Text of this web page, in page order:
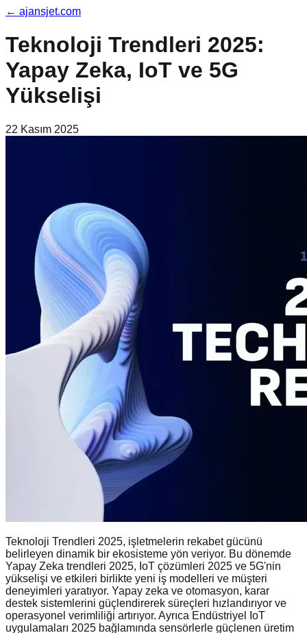
← ajansjet.com
Teknoloji Trendleri 2025:
Yapay Zeka, IoT ve 5G
Yükselişi
22 Kasım 2025
Teknoloji Trendleri 2025, işletmelerin rekabet gücünü
belirleyen dinamik bir ekosisteme yön veriyor. Bu dönemde
Yapay Zeka trendleri 2025, IoT çözümleri 2025 ve 5G'nin
yükselişi ve etkileri birlikte yeni iş modelleri ve müşteri
deneyimleri yaratıyor. Yapay zeka ve otomasyon, karar
destek sistemlerini güçlendirerek süreçleri hızlandırıyor ve
operasyonel verimliliği artırıyor. Ayrıca Endüstriyel IoT
uygulamaları 2025 bağlamında sensörlerle güçlenen üretim